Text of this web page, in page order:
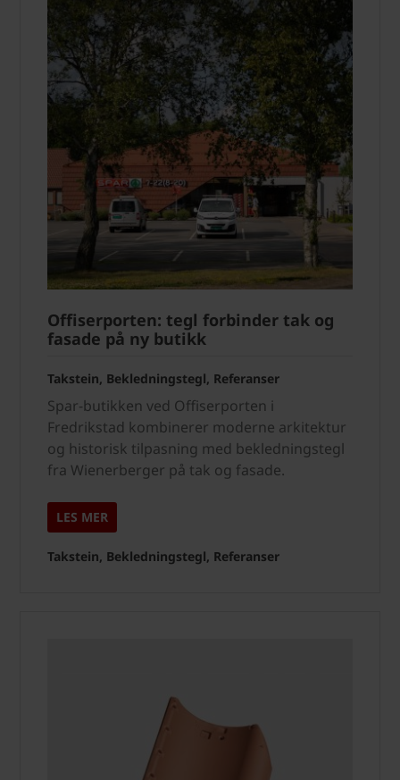
Offiserporten: tegl forbinder tak og
fasade på ny butikk
Takstein, Bekledningstegl, Referanser
Spar-butikken ved Offiserporten i
Fredrikstad kombinerer moderne arkitektur
og historisk tilpasning med bekledningstegl
fra Wienerberger på tak og fasade.
LES MER
Takstein, Bekledningstegl, Referanser